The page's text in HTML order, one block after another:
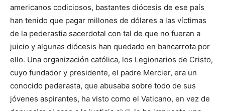
americanos codiciosos, bastantes diócesis de ese país
han tenido que pagar millones de dólares a las víctimas
de la pederastia sacerdotal con tal de que no fueran a
juicio y algunas diócesis han quedado en bancarrota por
ello. Una organización católica, los Legionarios de Cristo,
cuyo fundador y presidente, el padre Mercier, era un
conocido pederasta, que abusaba sobre todo de sus
jóvenes aspirantes, ha visto como el Vaticano, en vez de